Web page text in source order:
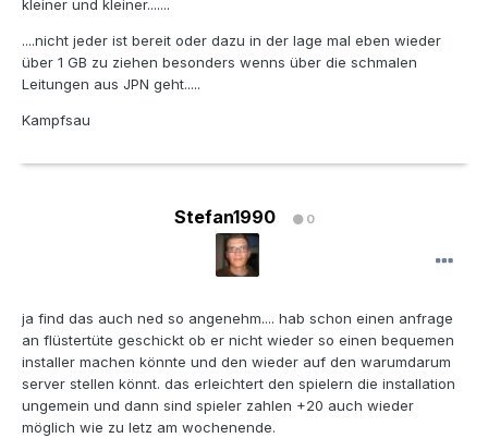
kleiner und kleiner.......
....nicht jeder ist bereit oder dazu in der lage mal eben wieder
über 1 GB zu ziehen besonders wenns über die schmalen
Leitungen aus JPN geht.....
Kampfsau
Stefan1990 0
ja find das auch ned so angenehm.... hab schon einen anfrage
an flüstertüte geschickt ob er nicht wieder so einen bequemen
installer machen könnte und den wieder auf den warumdarum
server stellen könnt. das erleichtert den spielern die installation
ungemein und dann sind spieler zahlen +20 auch wieder
möglich wie zu letz am wochenende.